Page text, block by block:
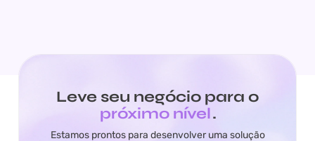
Leve seu negócio para o
próximo nível.
Estamos prontos para desenvolver uma solução